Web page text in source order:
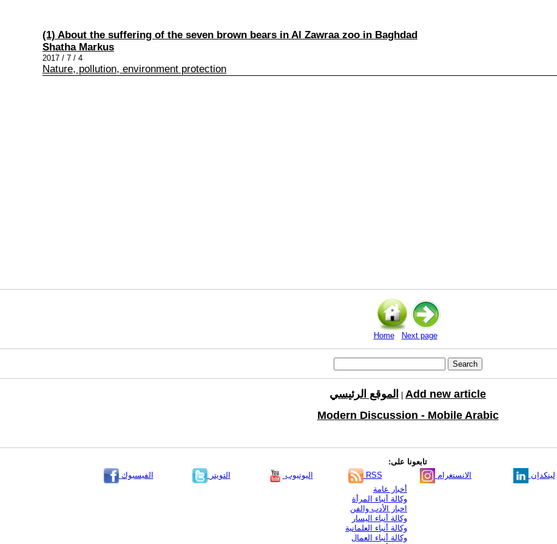
(1) About the suffering of the seven brown bears in Al Zawraa zoo in Baghdad
Shatha Markus
2017 / 7 / 4
Nature, pollution, environment protection
Home Next page
الموقع الرئيسي
Add new article
Modern Discussion - Mobile Arabic
تابعونا على:
الفيسبوك
التويتر اليوتيوب RSS الانستغرام لينكدإن
أخبار عامة
وكالة أنباء المرأة
اخبار الأدب والفن
وكالة أنباء اليسار
وكالة أنباء العلمانية
وكالة أنباء العمال